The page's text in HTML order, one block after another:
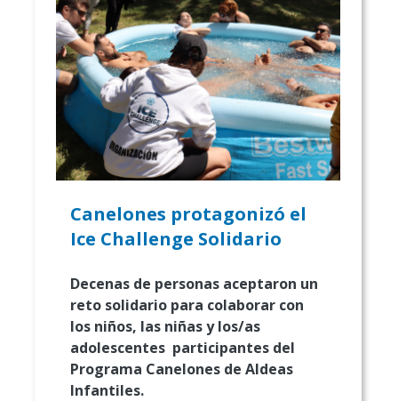
Canelones protagonizó el
Ice Challenge Solidario
Decenas de personas aceptaron un
reto solidario para colaborar con
los niños, las niñas y los/as
adolescentes participantes del
Programa Canelones de Aldeas
Infantiles.